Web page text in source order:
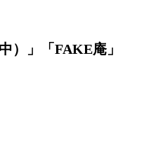
）」「FAKE庵」